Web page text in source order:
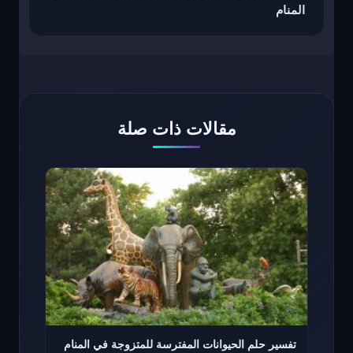
المنام
مقالات ذات صلة
تفسير حلم الحيوانات المفترسة للمتزوجة في المنام